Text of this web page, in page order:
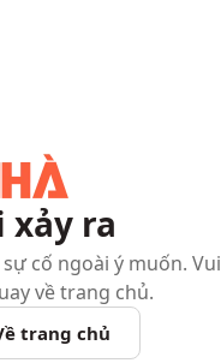
xảy ra
cố ngoài ý muốn. Vui
về trang chủ.
trang chủ